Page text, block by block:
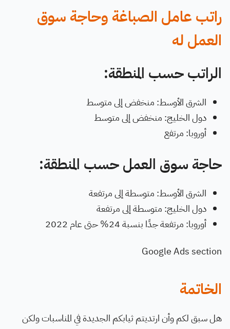
راتب عامل الصباغة وحاجة سوق
العمل له
الراتب حسب المنطقة:
الشرق الأوسط: منخفض إلى متوسط
دول الخليج: منخفض إلى متوسط
أوروبا: مرتفع
حاجة سوق العمل حسب المنطقة:
الشرق الأوسط: متوسطة إلى مرتفعة
دول الخليج: متوسطة إلى مرتفعة
أوروبا: مرتفعة جدًا بنسبة 24% حتى عام 2022
Google Ads section
الخاتمة
هل سبق لكم وأن ارتديتم ثيابكم الجديدة في المناسبات ولكن